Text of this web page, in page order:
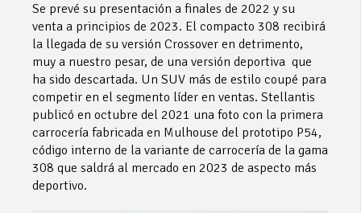
Se prevé su presentación a finales de 2022 y su
venta a principios de 2023. El compacto 308 recibirá
la llegada de su versión Crossover en detrimento,
muy a nuestro pesar, de una versión deportiva que
ha sido descartada. Un SUV más de estilo coupé para
competir en el segmento líder en ventas. Stellantis
publicó en octubre del 2021 una foto con la primera
carrocería fabricada en Mulhouse del prototipo P54,
código interno de la variante de carrocería de la gama
308 que saldrá al mercado en 2023 de aspecto más
deportivo.